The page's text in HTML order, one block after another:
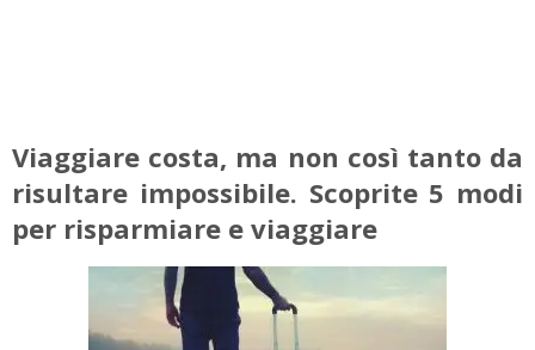
Viaggiare costa, ma non così tanto da
risultare impossibile. Scoprite 5 modi
per risparmiare e viaggiare